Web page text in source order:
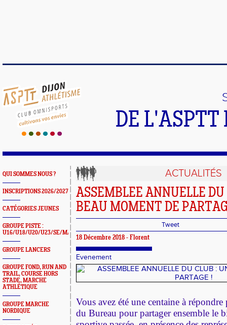
DE
QUI SOMMES NOUS ?
INSCRIPTIONS 2026/2027
CATÉGORIES JEUNES
GROUPE PISTE :
U16/U18/U20/U23/SE/MASTERS
GROUPE LANCERS
GROUPE FOND, RUN AND
TRAIL, COURSE HORS
STADE, MARCHE
ATHLÉTIQUE
GROUPE MARCHE
NORDIQUE
ACTUALITÉS
ASSEMBLEE ANNUELLE
BEAU MOMENT DE
Tweet
18 Décembre 2018 - Florent
Evenement
Vous avez été une centaine à
du Bureau pour partager ensemble le